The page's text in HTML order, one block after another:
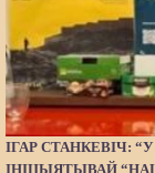
ІГАР СТАНКЕВІЧ:
ІНІЦЫЯТЫВАЙ